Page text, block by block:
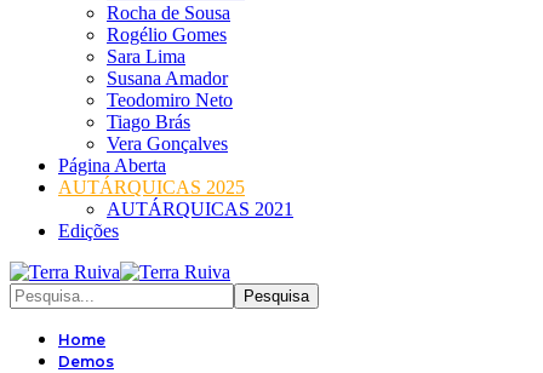
Rocha de Sousa
Rogélio Gomes
Sara Lima
Susana Amador
Teodomiro Neto
Tiago Brás
Vera Gonçalves
Página Aberta
AUTÁRQUICAS 2025
AUTÁRQUICAS 2021
Edições
Home
Demos